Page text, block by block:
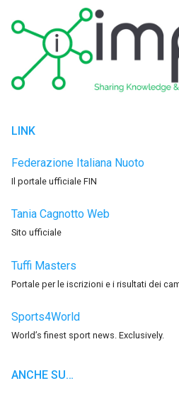
LINK
Federazione Italiana Nuoto
Il portale ufficiale FIN
Tania Cagnotto Web
Sito ufficiale
Tuffi Masters
Portale per le iscrizioni e i risultati dei
Sports4World
World’s finest sport news. Exclusively.
ANCHE SU…